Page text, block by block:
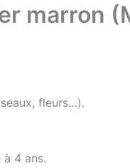
marron
fleurs…).
à 4 ans.